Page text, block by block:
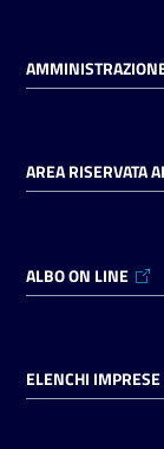
Consumatore
L'impresa
in
Prenotazioni
on line
AREA RISERVATA
ALBO ON LINE
ELENCHI